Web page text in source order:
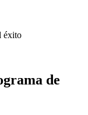
éxito
de